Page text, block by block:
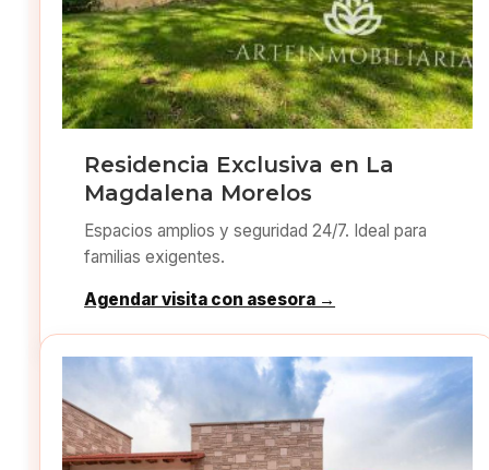
Residencia Exclusiva en La
Magdalena Morelos
Espacios amplios y seguridad 24/7. Ideal para
familias exigentes.
Agendar visita con asesora →